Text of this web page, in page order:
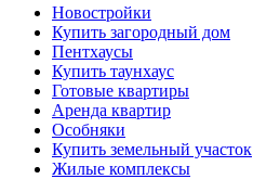
Новостройки
Купить загородный дом
Пентхаусы
Купить таунхаус
Готовые квартиры
Аренда квартир
Особняки
Купить земельный участок
Жилые комплексы